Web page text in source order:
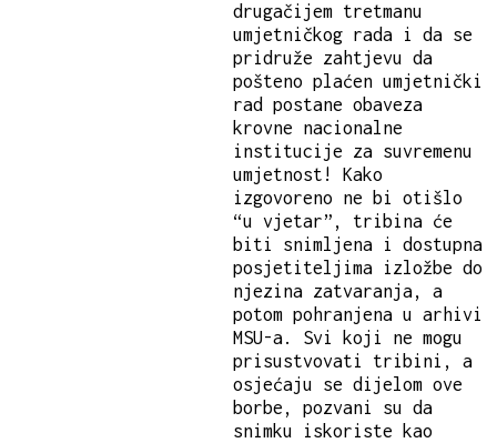
drugačijem tretmanu
umjetničkog rada i da se
pridruže zahtjevu da
pošteno plaćen umjetnički
rad postane obaveza
krovne nacionalne
institucije za suvremenu
umjetnost! Kako
izgovoreno ne bi otišlo
“u vjetar”, tribina će
biti snimljena i dostupna
posjetiteljima izložbe do
njezina zatvaranja, a
potom pohranjena u arhivi
MSU-a. Svi koji ne mogu
prisustvovati tribini, a
osjećaju se dijelom ove
borbe, pozvani su da
snimku iskoriste kao